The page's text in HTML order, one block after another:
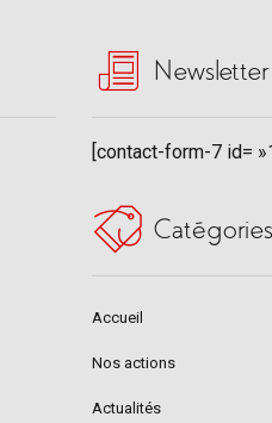
Newsletter
[contact-form-7 id=
Catégories
Accueil
Nos actions
Actualités